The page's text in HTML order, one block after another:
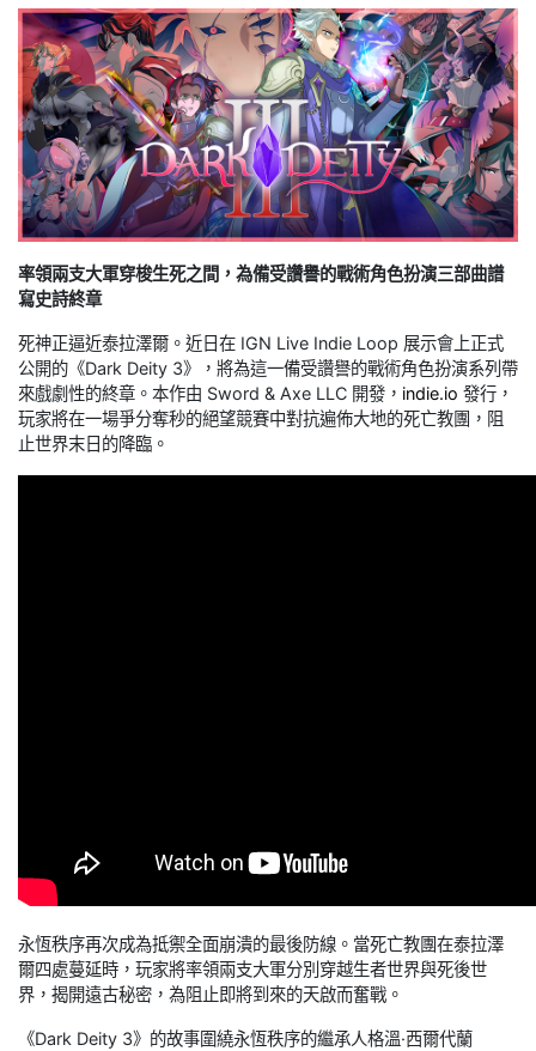
率領兩支大軍穿梭生死之間，為備受讚譽的戰術角色扮演三部曲譜
寫史詩終章
死神正逼近泰拉澤爾。近日在 IGN Live Indie Loop 展示會上正式
公開的《Dark Deity 3》，將為這一備受讚譽的戰術角色扮演系列帶
來戲劇性的終章。本作由 Sword & Axe LLC 開發， indie.io 發行，
玩家將在一場爭分奪秒的絕望競賽中對抗遍佈大地的死亡教團，阻
止世界末日的降臨。
永恆秩序再次成為抵禦全面崩潰的最後防線。當死亡教團在泰拉澤
爾四處蔓延時，玩家將率領兩支大軍分別穿越生者世界與死後世
界，揭開遠古秘密，為阻止即將到來的天啟而奮戰。
《Dark Deity 3》的故事圍繞永恆秩序的繼承人格溫·西爾代蘭